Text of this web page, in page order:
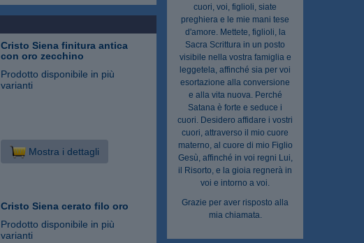
Cristo Siena finitura antica
con oro zecchino
Prodotto disponibile in più
varianti
Mostra i dettagli
Cristo Siena cerato filo oro
Prodotto disponibile in più
varianti
cuori, voi, figlioli, siate
preghiera e le mie mani tese
d'amore. Mettete, figlioli, la
Sacra Scrittura in un posto
visibile nella vostra famiglia e
leggetela, affinché sia per voi
esortazione alla conversione
e alla vita nuova. Perché
Satana è forte e seduce i
cuori. Desidero affidare i vostri
cuori, attraverso il mio cuore
materno, al cuore di mio Figlio
Gesù, affinché in voi regni Lui,
il Risorto, e la gioia regnerà in
voi e intorno a voi.
Grazie per aver risposto alla
mia chiamata.